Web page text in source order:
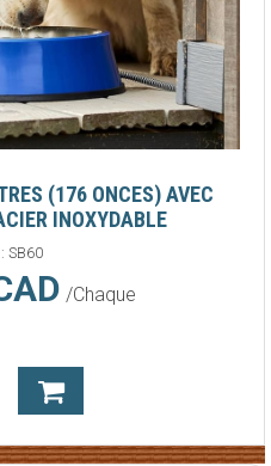
(176 ONCES) AVEC
INOXYDABLE
SB60
/Chaque